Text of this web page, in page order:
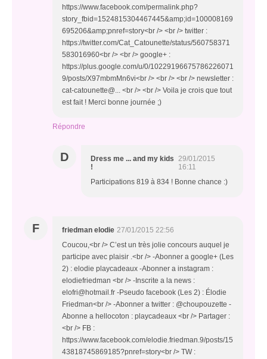
https://www.facebook.com/permalink.php?
story_fbid=1524815304467445&amp;id=100008169
695206&amp;pnref=story<br /> <br /> twitter :
https://twitter.com/Cat_Catounette/status/560758371
583016960<br /> <br /> google+ :
https://plus.google.com/u/0/10229196675786226071
9/posts/X97mbmMn6vi<br /> <br /> <br /> newsletter :
cat-catounette@... <br /> <br /> Voila je crois que tout
est fait ! Merci bonne journée ;)
Répondre
D
Dress me ... and my kids
!
29/01/2015
16:11
Participations 819 à 834 ! Bonne chance :)
F friedman elodie 27/01/2015 22:56
Coucou,<br /> C’est un très jolie concours auquel je
participe avec plaisir .<br /> -Abonner a google+ (Les
2) : elodie playcadeaux -Abonner a instagram :
elodiefriedman <br /> -Inscrite a la news :
elofri@hotmail.fr -Pseudo facebook (Les 2) : Élodie
Friedman<br /> -Abonner a twitter : @choupouzette -
Abonne a hellocoton : playcadeaux <br /> Partager :
<br /> FB :
https://www.facebook.com/elodie.friedman.9/posts/15
43818745869185?pnref=story<br /> TW :